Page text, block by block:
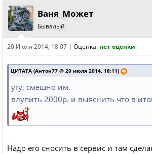
Ваня_Может
Бывалый
20 Июля 2014, 18:07 | Оценка: нет оценки
ЦИТАТА (Антон77 @ 20 июля 2014, 18:11)
угу, смешно им.
влупить 2000р. и выяснить что в
Надо его сносить в сервис и там